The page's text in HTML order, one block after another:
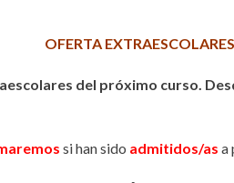
OFERTA
del próximo curso.
si han sido admitidos/as a